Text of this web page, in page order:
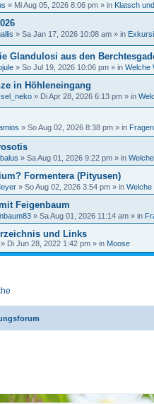
» Mi Aug 05, 2026 8:06 pm » in Klatsch
» Sa Jan 17, 2026 10:08 am » in
Glandulosi aus den
» So Jul 19, 2026 10:06 pm » in Welche
in Höhleneingang
» Di Apr 28, 2026 6:13 pm » in
» So Aug 02, 2026 8:38 pm » in
» Sa Aug 01, 2026 9:22 pm » in
Formentera (Pityusen)
» So Aug 02, 2026 3:54 pm » in Welche
Feigenbaum
» Sa Aug 01, 2026 11:14 am » in
und Links
» Di Jun 28, 2022 1:42 pm » in Moose